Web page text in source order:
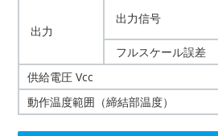
出力
出力信号
フルスケール誤差
供給電圧 Vcc
動作温度範囲（締結部温度）